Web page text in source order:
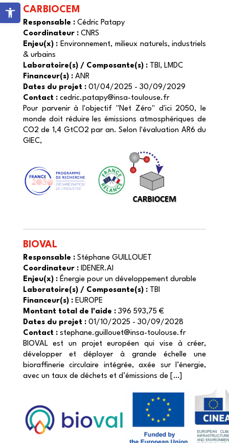
Ouvrir la barre d’outils
CARBIOCEM
Responsable :Cédric Patapy
Coordinateur :CNRS
Enjeu(x) : Environnement, milieux naturels, industriels
& urbains
Laboratoire(s) / Composante(s) :TBI, LMDC
Financeur(s) :ANR
Dates du projet :01/04/2025 - 30/09/2029
Contact :cedric.patapy@insa-toulouse.fr
Pour parvenir à l'objectif "Net Zéro" d'ici 2050, le
monde doit réduire les émissions atmosphériques de
CO2 de 1,4 GtCO2 par an. Selon l'évaluation AR6 du
GIEC,
BIOVAL
Responsable :Stéphane GUILLOUET
Coordinateur :IDENER.AI
Enjeu(x) :Énergie pour un développement durable
Laboratoire(s) / Composante(s) :TBI
Financeur(s) :EUROPE
Montant total de l'aide :396 593,75 €
Dates du projet :01/10/2025 - 30/09/2028
Contact :stephane.guillouet@insa-toulouse.fr
BIOVAL est un projet européen qui vise à créer,
développer et déployer à grande échelle une
bioraffinerie circulaire intégrée, axée sur l’énergie,
avec un taux de déchets et d’émissions de […]